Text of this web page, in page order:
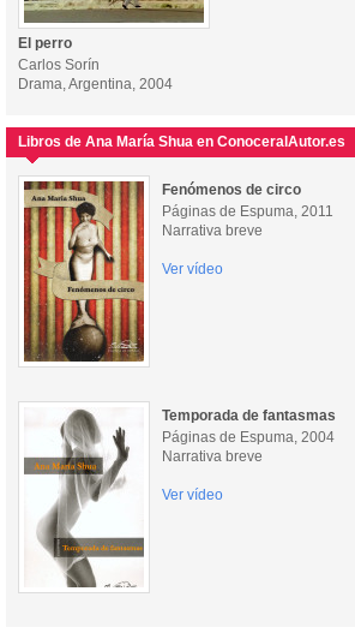
El perro
Carlos Sorín
Drama, Argentina, 2004
Libros de Ana María Shua en ConoceralAutor.es
Fenómenos de circo
Páginas de Espuma, 2011
Narrativa breve
Ver vídeo
Temporada de fantasmas
Páginas de Espuma, 2004
Narrativa breve
Ver vídeo